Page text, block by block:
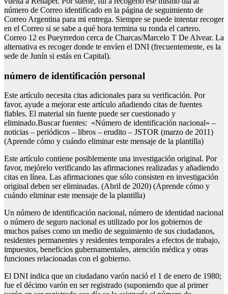
número de Correo identificado en la página de seguimiento de
Correo Argentina para mi entrega. Siempre se puede intentar recoger
en el Correo si se sabe a qué hora termina su ronda el cartero.
Correo 12 es Pueyrredon cerca de Charcas/Marcelo T De Alvear. La
alternativa es recoger donde te envíen el DNI (frecuentemente, es la
sede de Junín si estás en Capital).
número de identificación personal
Este artículo necesita citas adicionales para su verificación. Por
favor, ayude a mejorar este artículo añadiendo citas de fuentes
fiables. El material sin fuente puede ser cuestionado y
eliminado.Buscar fuentes: «Número de identificación nacional» –
noticias – periódicos – libros – erudito – JSTOR (marzo de 2011)
(Aprende cómo y cuándo eliminar este mensaje de la plantilla)
Este artículo contiene posiblemente una investigación original. Por
favor, mejórelo verificando las afirmaciones realizadas y añadiendo
citas en línea. Las afirmaciones que sólo consisten en investigación
original deben ser eliminadas. (Abril de 2020) (Aprende cómo y
cuándo eliminar este mensaje de la plantilla)
Un número de identificación nacional, número de identidad nacional
o número de seguro nacional es utilizado por los gobiernos de
muchos países como un medio de seguimiento de sus ciudadanos,
residentes permanentes y residentes temporales a efectos de trabajo,
impuestos, beneficios gubernamentales, atención médica y otras
funciones relacionadas con el gobierno.
El DNI indica que un ciudadano varón nació el 1 de enero de 1980;
fue el décimo varón en ser registrado (suponiendo que al primer